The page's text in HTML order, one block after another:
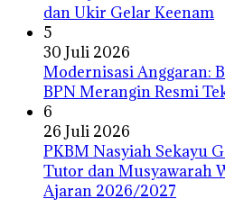
dan Ukir Gelar Keenam
5
30 Juli 2026
Modernisasi Anggaran:
BPN Merangin Resmi
6
26 Juli 2026
PKBM Nasyiah Sekayu
Tutor dan Musyawarah
Ajaran 2026/2027